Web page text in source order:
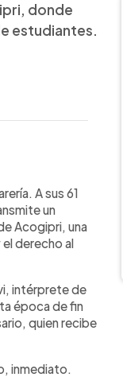
donde
estudiantes.
la
hasta el
A sus 61
un
Acogipri, una
el derecho al
intérprete de
época de fin
quien recibe
inmediato.